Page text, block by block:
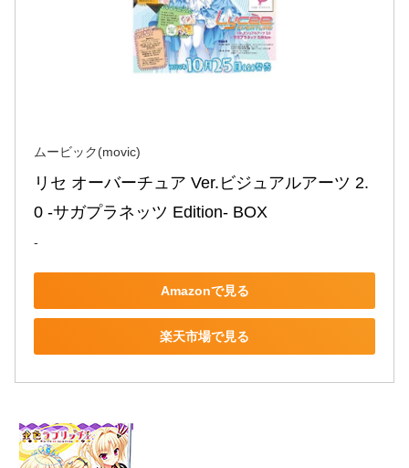
ムービック(movic)
リセ オーバーチュア Ver.ビジュアルアーツ 2.
0 -サガプラネッツ Edition- BOX
-
Amazonで見る
楽天市場で見る